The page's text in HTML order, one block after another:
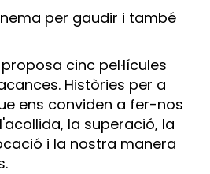
per gaudir i també
cinc pel·lícules
Històries per a
ens conviden a fer-nos
la superació, la
i la nostra manera